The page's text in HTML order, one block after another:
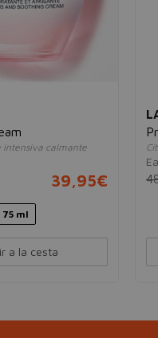
intensiva calmante
39,95€
75 ml
a la cesta